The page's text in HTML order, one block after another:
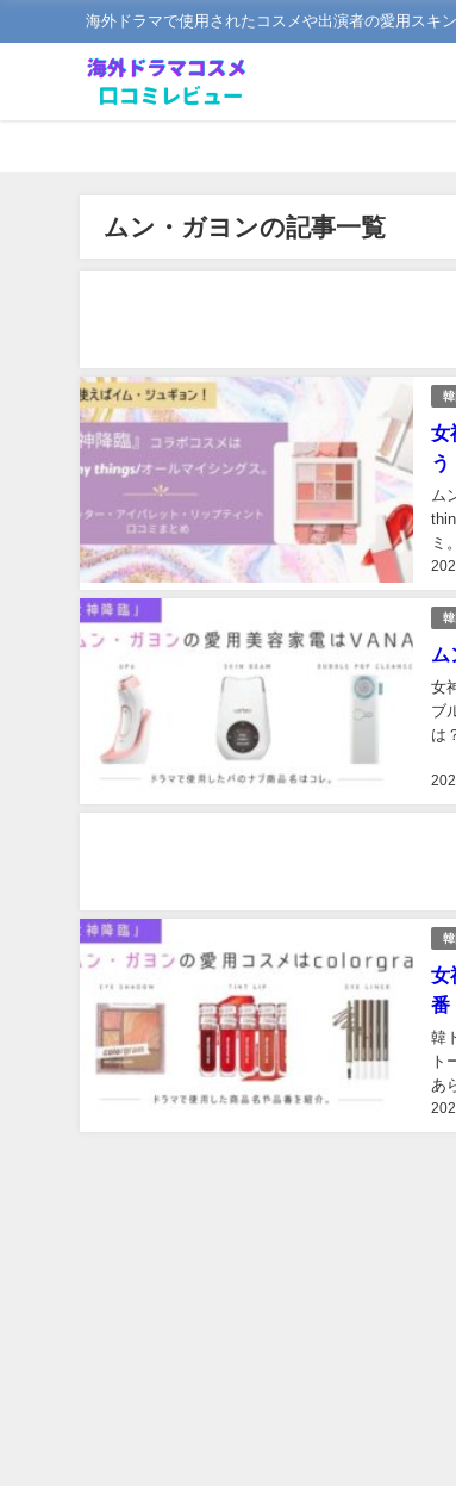
海外ドラマで使用されたコスメや出演者の愛用スキ
ムン・ガヨンの記事一覧
女
う
ム
ミ
女
ブ
は
女
番
韓
ト
あ